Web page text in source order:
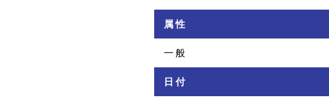
属性
一般
日付